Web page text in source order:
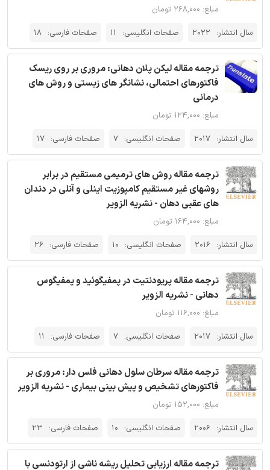
مبلغ: ۲۶۸,۰۰۰ تومان
سال انتشار: 2022 صفحات انگلیسی: 11 صفحات فارسی: 18
ترجمه مقاله لیکن پلان دهانی: مروری بر روی ریسک
فاکتورهای احتمالی، نشانگر های زیستی و روش های
درمانی
مبلغ: ۱۲۴,۰۰۰ تومان
سال انتشار: 2017 صفحات انگلیسی: 7 صفحات فارسی: 17
ترجمه مقاله روش های ترمیمی مستقیم در برابر
روشهای غیر مستقیم کامپوزیت اینلی و آنلی در دندان
های عقبی دهان - نشریه الزویر
مبلغ: ۱۶۴,۰۰۰ تومان
سال انتشار: 2016 صفحات انگلیسی: 10 صفحات فارسی: 26
ترجمه مقاله پریودنتیت در پمفیگوئید و پمفیگوس
دهانی - نشریه الزویر
مبلغ: ۱۱۶,۰۰۰ تومان
سال انتشار: 2017 صفحات انگلیسی: 7 صفحات فارسی: 11
ترجمه مقاله سرطان سلول دهانی فلس دار: مروری بر
فاکتورهای تشخیص و پیش بینی بیماری - نشریه الزویر
مبلغ: ۱۵۲,۰۰۰ تومان
سال انتشار: 2006 صفحات انگلیسی: 10 صفحات فارسی: 23
ترجمه مقاله ارزیابی تحلیل ریشه ناشی از ارتودنسی با